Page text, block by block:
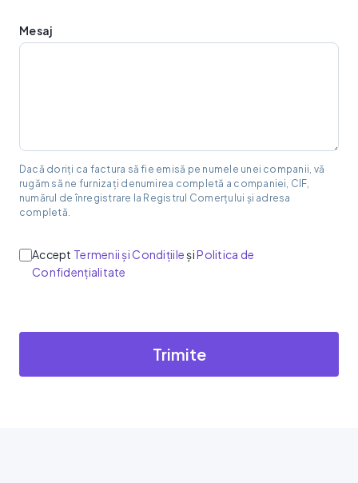
Mesaj
Dacă doriți ca factura să fie emisă pe numele unei companii, vă
rugăm să ne furnizați denumirea completă a companiei, CIF,
numărul de înregistrare la Registrul Comerțului și adresa
completă.
Accept Termenii și CondițiileșiPolitica de
Confidențialitate
Trimite